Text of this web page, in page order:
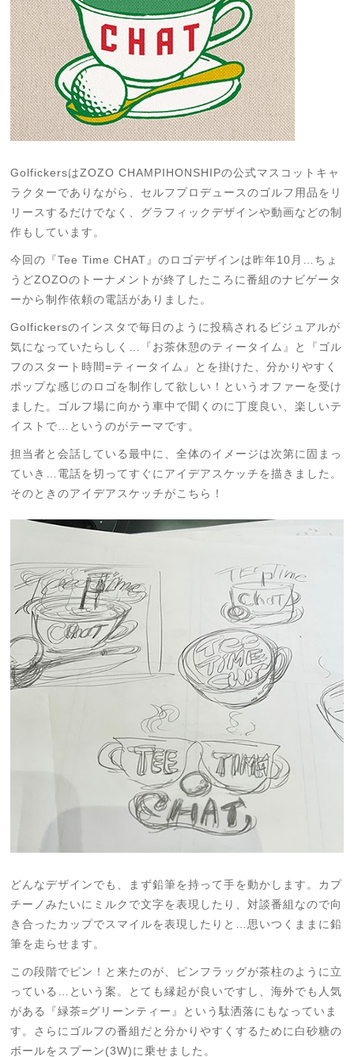
GolfickersはZOZO CHAMPIHONSHIPの公式マスコットキャ
ラクターでありながら、セルフプロデュースのゴルフ用品をリ
リースするだけでなく、グラフィックデザインや動画などの制
作もしています。
今回の『Tee Time CHAT』のロゴデザインは昨年10月…ちょ
うどZOZOのトーナメントが終了したころに番組のナビゲータ
ーから制作依頼の電話がありました 。
Golfickersのインスタで毎日のように投稿されるビジュアルが
気になっていたらしく…
『お茶休憩のティータイム 』と『ゴル
フのスタート時間=ティータイム』とを掛けた、分かりやすく
ポップな感じのロゴを制作して欲しい！というオファーを受け
ました。ゴルフ場に向かう車中で聞くのに丁度良い、楽しいテ
イストで…というのがテーマです。
担当者と会話している最中に、全体のイメージは次第に固まっ
ていき…電話を切ってすぐにアイデアスケッチを描きました。
そのときのアイデアスケッチがこちら！
どんなデザインでも、まず鉛筆を持って手を動かします。カプ
チーノみたいにミルクで文字を表現したり、対談番組なので向
き合ったカップでスマイルを表現したりと…思いつくままに鉛
筆を走らせます。
この段階でピン！と来たのが、ピンフラッグが茶柱のように立
っている…という案。とても縁起が良いですし、海外でも人気
がある『緑茶=グリーンティー』という駄洒落にもなっていま
す。さらにゴルフの番組だと分かりやすくするために白砂糖の
ボールをスプーン(3W)に乗せました。